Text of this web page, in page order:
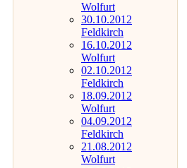
Wolfurt
30.10.2012
Feldkirch
16.10.2012
Wolfurt
02.10.2012
Feldkirch
18.09.2012
Wolfurt
04.09.2012
Feldkirch
21.08.2012
Wolfurt